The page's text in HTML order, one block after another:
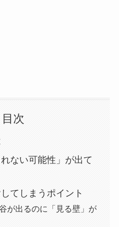
目次
ない可能性」が出て
てしまうポイント
が出るのに「見る壁」が